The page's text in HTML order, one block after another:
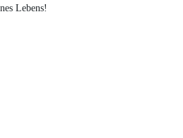
Lebens!